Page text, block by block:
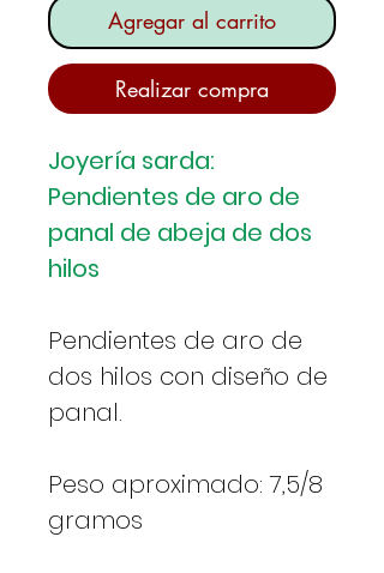
Agregar al carrito
Realizar compra
Joyería sarda:
Pendientes de aro de
panal de abeja de dos
hilos
Pendientes de aro de
dos hilos con diseño de
panal.
Peso aproximado: 7,5/8
gramos